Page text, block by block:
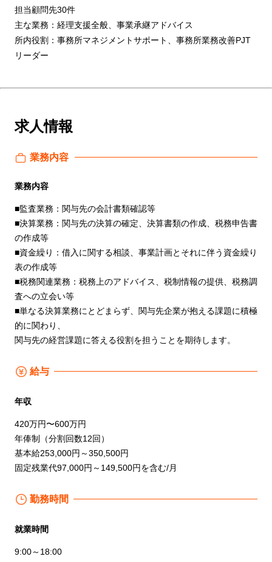
担当顧問先30件
主な業務：経理支援全般、事業承継アドバイス
所内役割：事務所マネジメントサポート、事務所業務改善PJT
リーダー
求人情報
業務内容
業務内容
■監査業務：関与先の会計書類確認等
■決算業務：関与先の決算の確定、決算書類の作成、税務申告書
の作成等
■資金繰り：借入に関する相談、事業計画とそれに伴う資金繰り
表の作成等
■税務関連業務：税務上のアドバイス、税制情報の提供、税務調
査への立会い等
■単なる決算業務にとどまらず、関与先企業が抱える課題に積極
的に関わり、
関与先の経営課題に答える役割を担うことを期待します。
給与
年収
420万円〜600万円
年俸制（分割回数12回）
基本給253,000円～350,500円
固定残業代97,000円～149,500円を含む/月
勤務時間
就業時間
9:00～18:00